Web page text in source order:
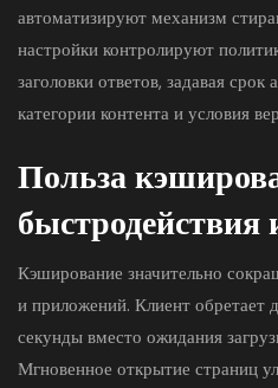
автоматизируют механизм
настройки контролируют
заголовки ответов, задавая срок
категории контента и условия
Польза
быстродействия
Кэширование значительно
и приложений. Клиент обретает
секунды вместо ожидания
Мгновенное открытие страниц